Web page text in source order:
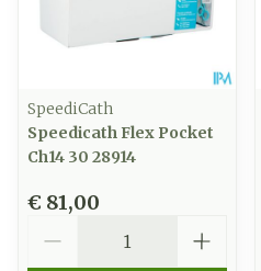
SpeediCath
Speedicath Flex Pocket
Ch14 30 28914
€ 81,00